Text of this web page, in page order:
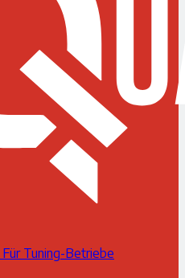
Für Tuning-Betriebe